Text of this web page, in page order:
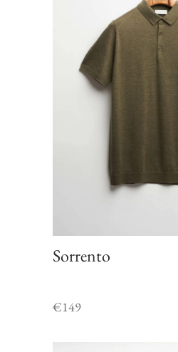
Sorrento
€149